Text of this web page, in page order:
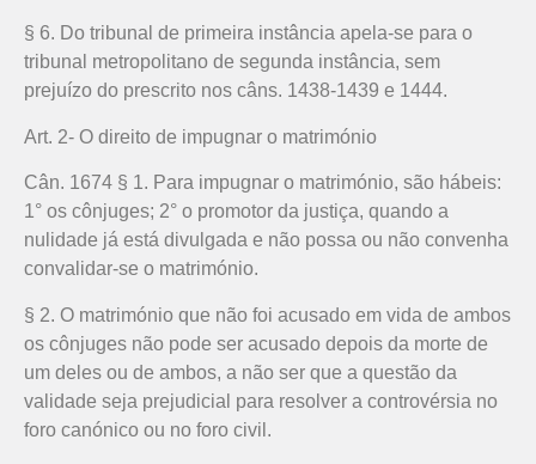
§ 6. Do tribunal de primeira instância apela-se para o
tribunal metropolitano de segunda instância, sem
prejuízo do prescrito nos câns. 1438-1439 e 1444.
Art. 2- O direito de impugnar o matrimónio
Cân. 1674 § 1. Para impugnar o matrimónio, são hábeis:
1° os cônjuges; 2° o promotor da justiça, quando a
nulidade já está divulgada e não possa ou não convenha
convalidar-se o matrimónio.
§ 2. O matrimónio que não foi acusado em vida de ambos
os cônjuges não pode ser acusado depois da morte de
um deles ou de ambos, a não ser que a questão da
validade seja prejudicial para resolver a controvérsia no
foro canónico ou no foro civil.